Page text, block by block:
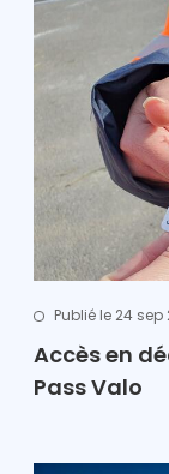
Publié le 24 sep
Accès en
Pass Valo